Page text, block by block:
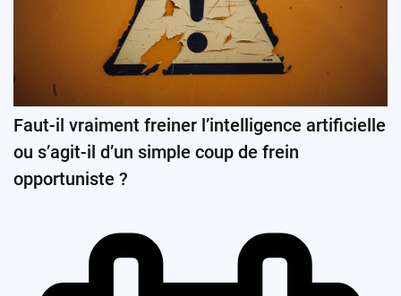
Faut-il vraiment freiner l’intelligence artificielle
ou s’agit-il d’un simple coup de frein
opportuniste ?